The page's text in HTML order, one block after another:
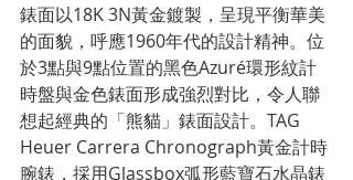
錶面以18K 3N黃金鍍製，呈現平衡華美
的面貌，呼應1960年代的設計精神。位
於3點與9點位置的黑色Azuré環形紋計
時盤與金色錶面形成強烈對比，令人聯
想起經典的「熊貓」錶面設計。TAG
Heuer Carrera Chronograph黃金計時
腕錶，採用Glassbox弧形藍寶石水晶錶